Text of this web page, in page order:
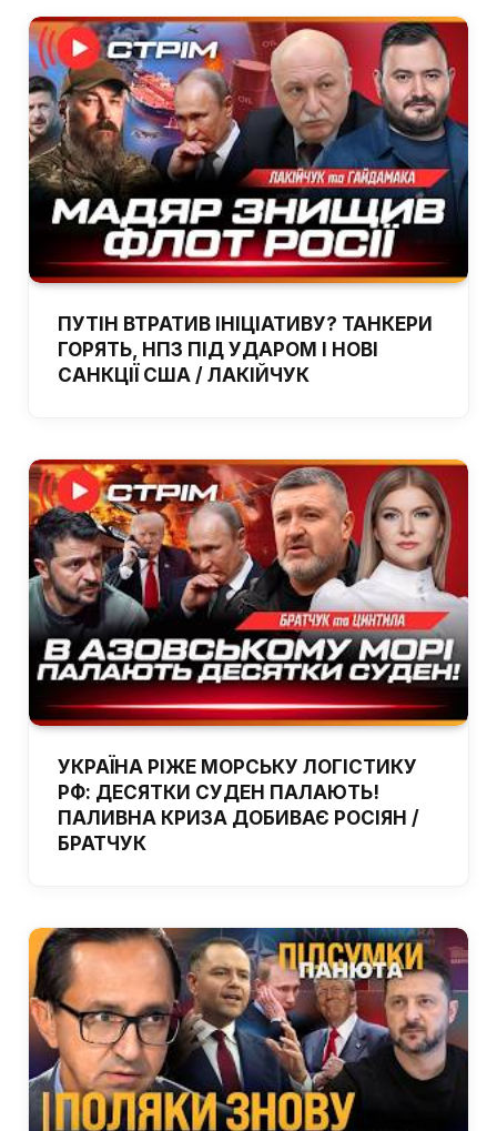
ПУТІН ВТРАТИВ ІНІЦІАТИВУ? ТАНКЕРИ
ГОРЯТЬ, НПЗ ПІД УДАРОМ І НОВІ
САНКЦІЇ США / ЛАКІЙЧУК
УКРАЇНА РІЖЕ МОРСЬКУ ЛОГІСТИКУ
РФ: ДЕСЯТКИ СУДЕН ПАЛАЮТЬ!
ПАЛИВНА КРИЗА ДОБИВАЄ РОСІЯН /
БРАТЧУК